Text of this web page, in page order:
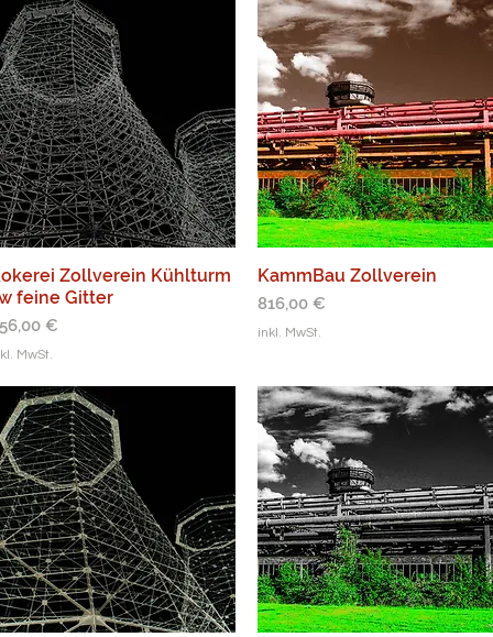
Zollverein Kühlturm
feine Gitter
€
MwSt.
KammBau Zollverein
Preis
816,00 €
inkl. MwSt.